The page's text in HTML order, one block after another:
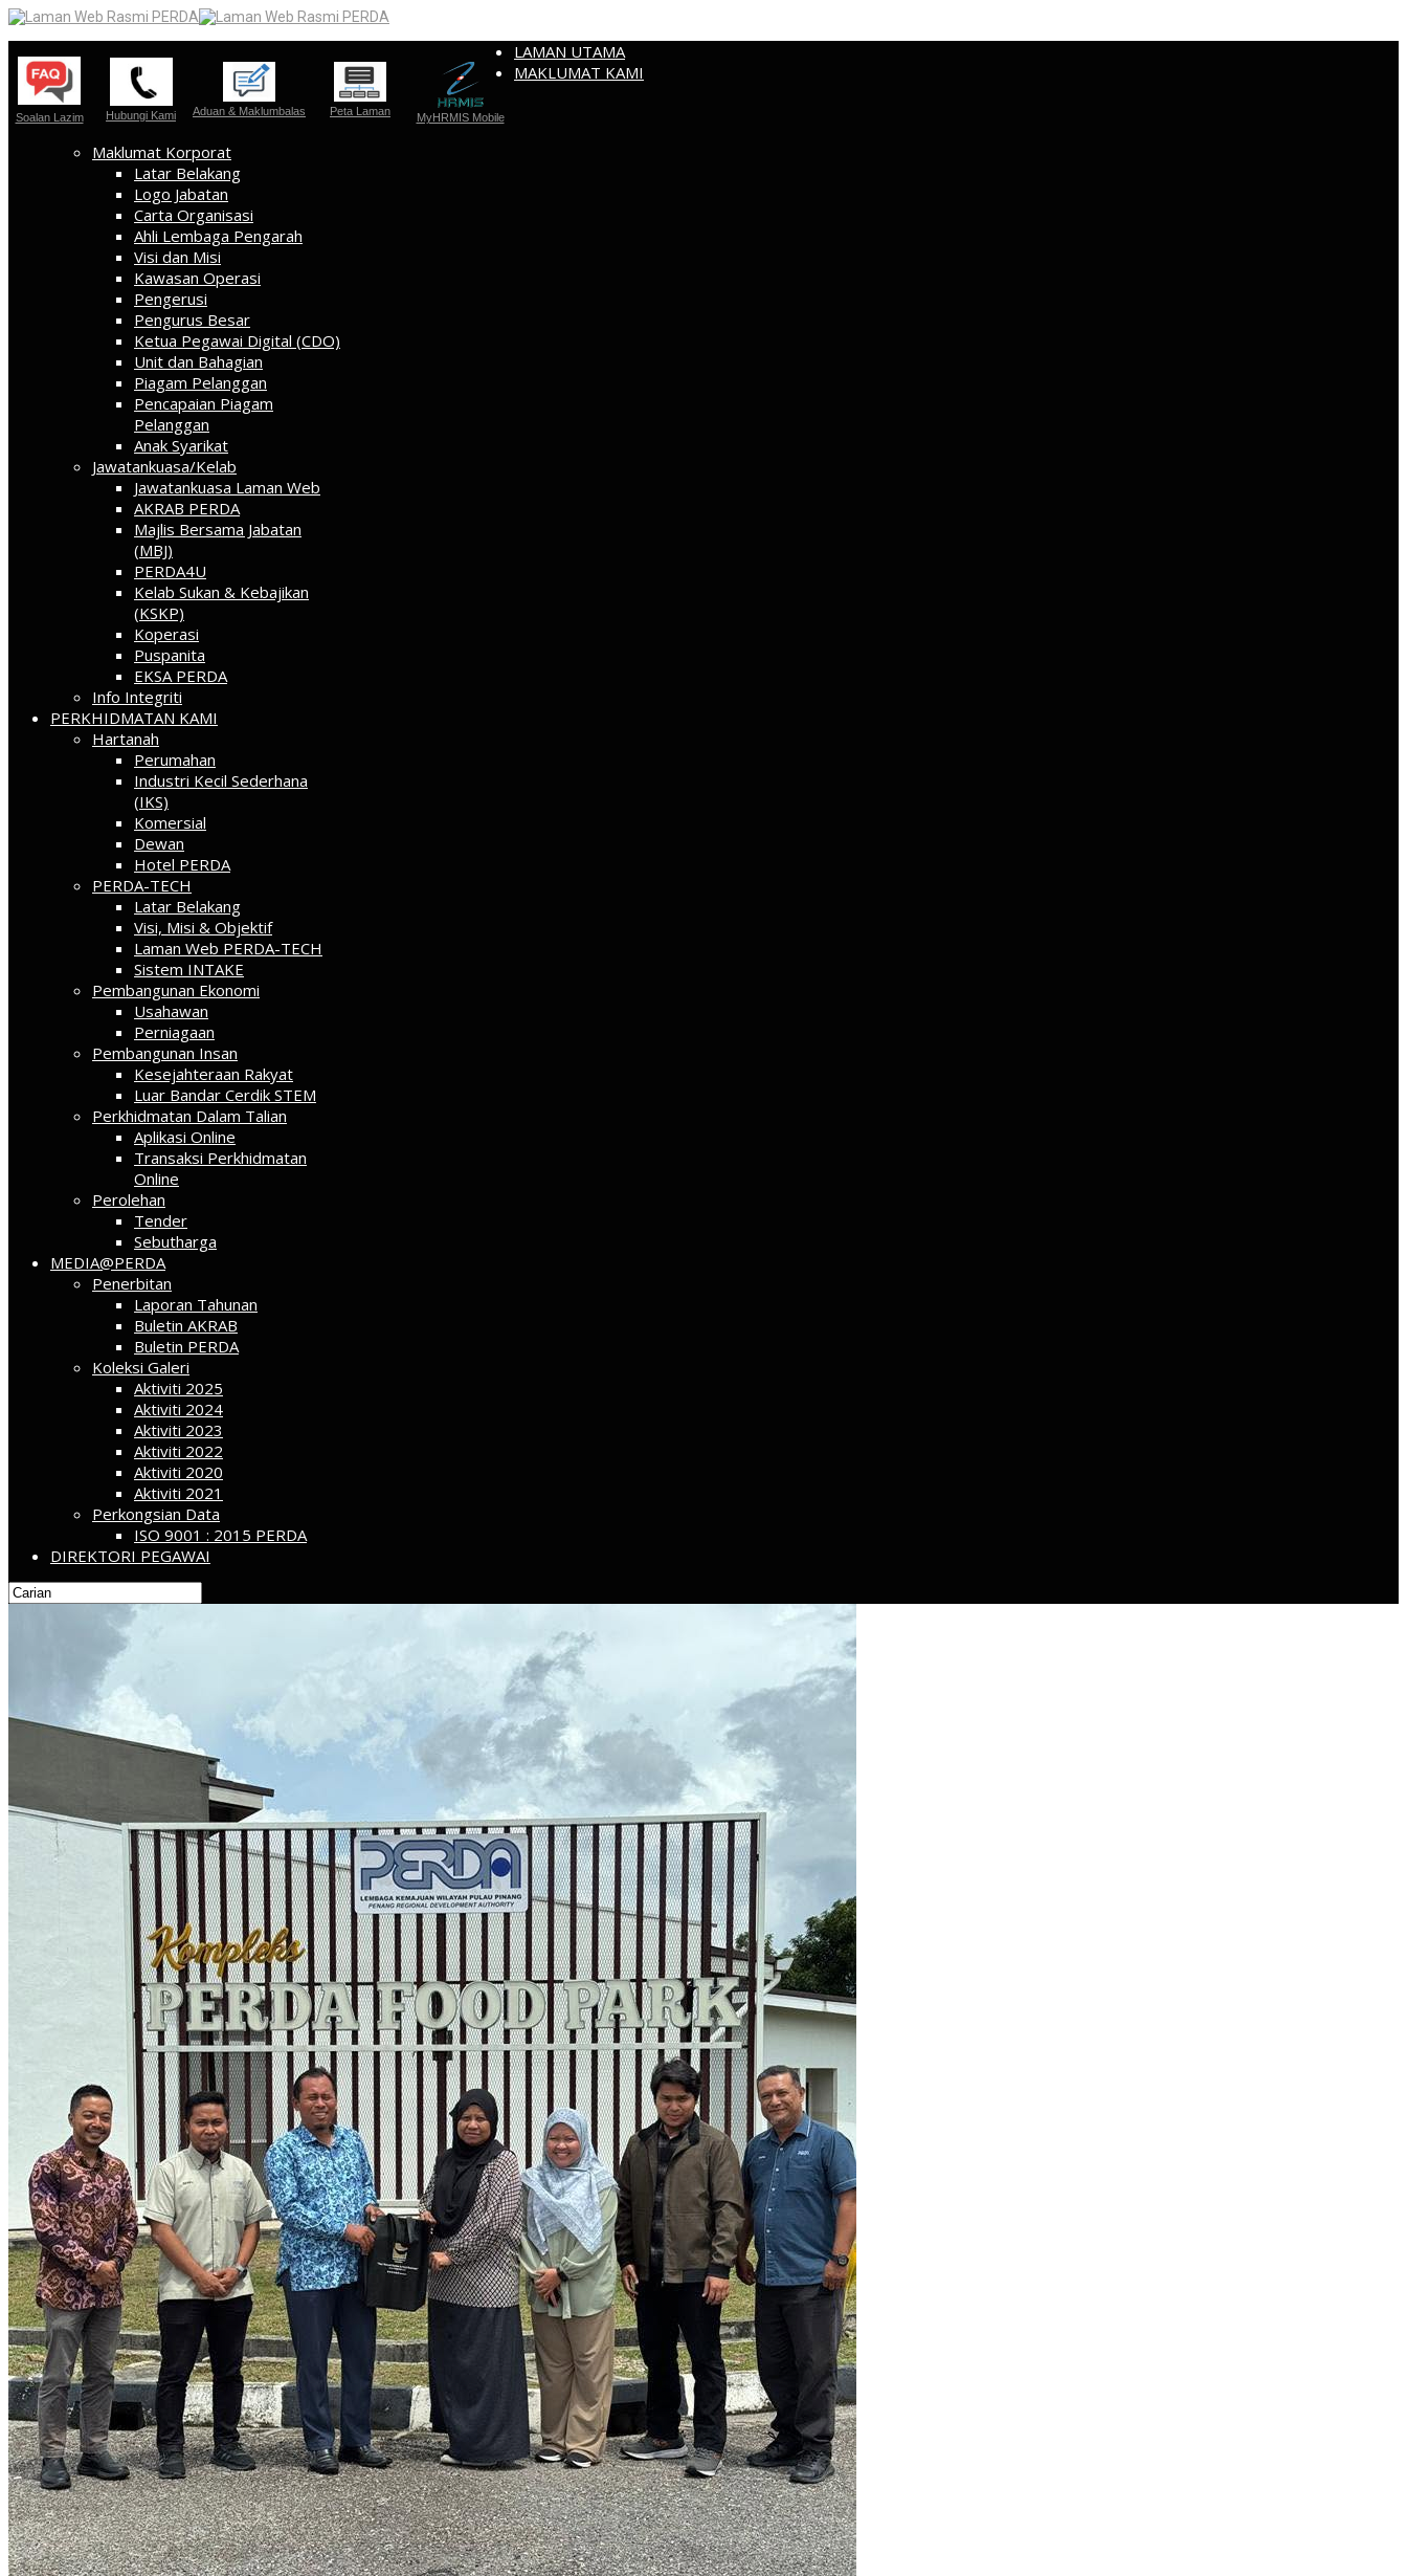
Soalan Lazim Hubungi Kami Aduan & Maklumbalas Peta Laman MyHRMIS Mobile
LAMAN UTAMA
MAKLUMAT KAMI
Maklumat Korporat
Latar Belakang
Logo Jabatan
Carta Organisasi
Ahli Lembaga Pengarah
Visi dan Misi
Kawasan Operasi
Pengerusi
Pengurus Besar
Ketua Pegawai Digital (CDO)
Unit dan Bahagian
Piagam Pelanggan
Pencapaian Piagam
Pelanggan
Anak Syarikat
Jawatankuasa/Kelab
Jawatankuasa Laman Web
AKRAB PERDA
Majlis Bersama Jabatan
(MBJ)
PERDA4U
Kelab Sukan & Kebajikan
(KSKP)
Koperasi
Puspanita
EKSA PERDA
Info Integriti
PERKHIDMATAN KAMI
Hartanah
Perumahan
Industri Kecil Sederhana
(IKS)
Komersial
Dewan
Hotel PERDA
PERDA-TECH
Latar Belakang
Visi, Misi & Objektif
Laman Web PERDA-TECH
Sistem INTAKE
Pembangunan Ekonomi
Usahawan
Perniagaan
Pembangunan Insan
Kesejahteraan Rakyat
Luar Bandar Cerdik STEM
Perkhidmatan Dalam Talian
Aplikasi Online
Transaksi Perkhidmatan
Online
Perolehan
Tender
Sebutharga
MEDIA@PERDA
Penerbitan
Laporan Tahunan
Buletin AKRAB
Buletin PERDA
Koleksi Galeri
Aktiviti 2025
Aktiviti 2024
Aktiviti 2023
Aktiviti 2022
Aktiviti 2020
Aktiviti 2021
Perkongsian Data
ISO 9001 : 2015 PERDA
DIREKTORI PEGAWAI